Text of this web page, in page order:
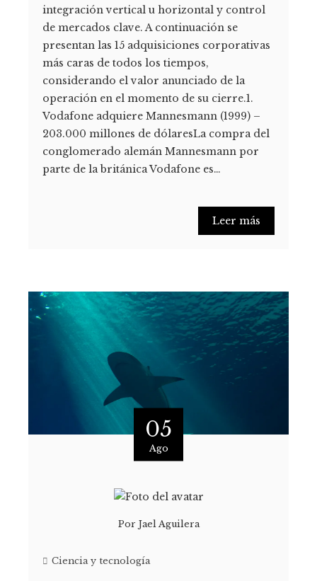
integración vertical u horizontal y control
de mercados clave. A continuación se
presentan las 15 adquisiciones corporativas
más caras de todos los tiempos,
considerando el valor anunciado de la
operación en el momento de su cierre.1.
Vodafone adquiere Mannesmann (1999) –
203.000 millones de dólaresLa compra del
conglomerado alemán Mannesmann por
parte de la británica Vodafone es…
Leer más
05
Ago
Por Jael Aguilera
Ciencia y tecnología